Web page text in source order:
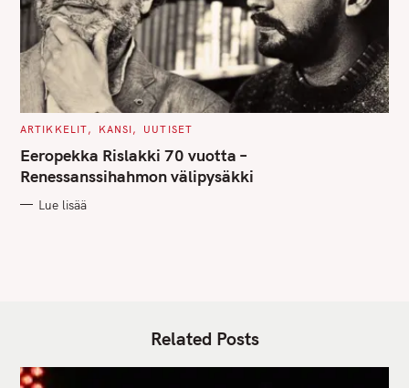
C
T
E
G
O
I
ARTIKKELIT KANSI UUTISET
Eeropekka Rislakki 70 vuotta –
Renessanssihahmon välipysäkki
Lue lisää
Related Posts